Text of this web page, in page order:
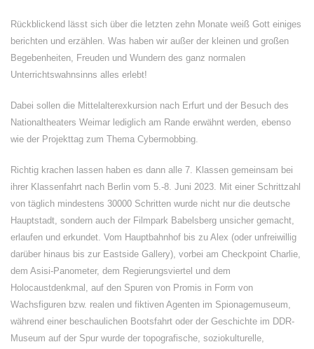
Rückblickend lässt sich über die letzten zehn Monate weiß Gott einiges
berichten und erzählen. Was haben wir außer der kleinen und großen
Begebenheiten, Freuden und Wundern des ganz normalen
Unterrichtswahnsinns alles erlebt!
Dabei sollen die Mittelalterexkursion nach Erfurt und der Besuch des
Nationaltheaters Weimar lediglich am Rande erwähnt werden, ebenso
wie der Projekttag zum Thema Cybermobbing.
Richtig krachen lassen haben es dann alle 7. Klassen gemeinsam bei
ihrer Klassenfahrt nach Berlin vom 5.-8. Juni 2023. Mit einer Schrittzahl
von täglich mindestens 30000 Schritten wurde nicht nur die deutsche
Hauptstadt, sondern auch der Filmpark Babelsberg unsicher gemacht,
erlaufen und erkundet. Vom Hauptbahnhof bis zu Alex (oder unfreiwillig
darüber hinaus bis zur Eastside Gallery), vorbei am Checkpoint Charlie,
dem Asisi-Panometer, dem Regierungsviertel und dem
Holocaustdenkmal, auf den Spuren von Promis in Form von
Wachsfiguren bzw. realen und fiktiven Agenten im Spionagemuseum,
während einer beschaulichen Bootsfahrt oder der Geschichte im DDR-
Museum auf der Spur wurde der topografische, soziokulturelle,